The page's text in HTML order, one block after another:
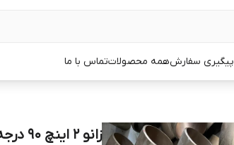
پیگیری سفارشهمه محصولاتتماس با ما
زانو 2 اینچ 90 درجه کاپر نیکل به قطر 57 میلیمتر رده 10